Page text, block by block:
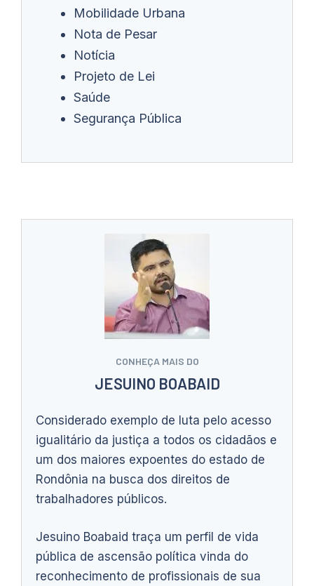
Mobilidade Urbana
Nota de Pesar
Notícia
Projeto de Lei
Saúde
Segurança Pública
CONHEÇA MAIS DO
JESUINO BOABAID
Considerado exemplo de luta pelo acesso
igualitário da justiça a todos os cidadãos e
um dos maiores expoentes do estado de
Rondônia na busca dos direitos de
trabalhadores públicos.
Jesuino Boabaid traça um perfil de vida
pública de ascensão política vinda do
reconhecimento de profissionais de sua